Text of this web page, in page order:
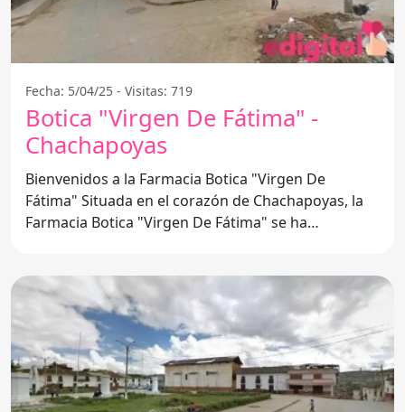
Fecha: 5/04/25 - Visitas: 719
Botica "Virgen De Fátima" -
Chachapoyas
Bienvenidos a la Farmacia Botica "Virgen De
Fátima" Situada en el corazón de Chachapoyas, la
Farmacia Botica "Virgen De Fátima" se ha